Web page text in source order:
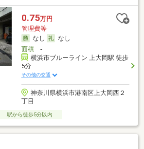
0.75万円
管理費等-
なし
なし
面積-
横浜市ブルーライン 上大岡駅 徒歩
5分
その他の交通
神奈川県横浜市港南区上大岡西２
丁目
駅から徒歩5分以内